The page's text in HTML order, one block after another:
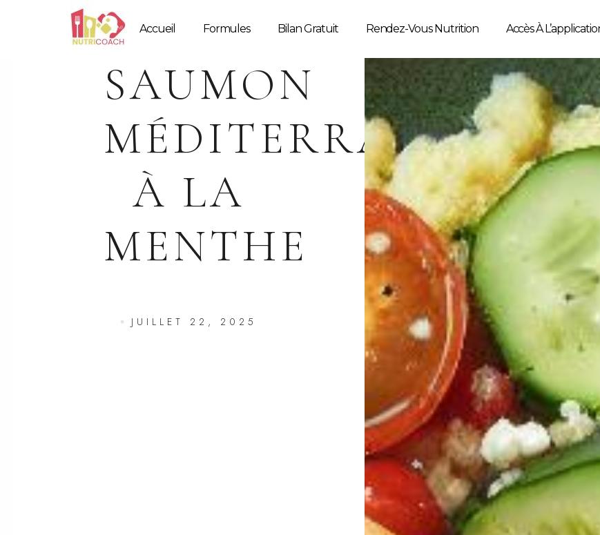
Accueil Formules Bilan Gratuit Rendez-Vous Nutrition Accès À L’application
SAUMON
MÉDITERRANÉEN
À LA
MENTHE
JUILLET 22, 2025